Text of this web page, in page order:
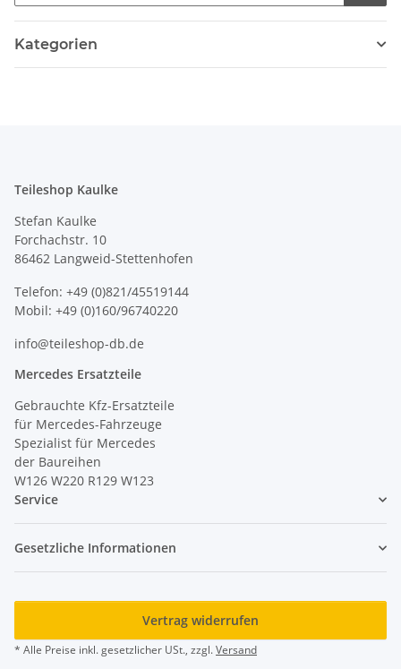
Kategorien
Teileshop Kaulke
Stefan Kaulke
Forchachstr. 10
86462 Langweid-Stettenhofen
Telefon: +49 (0)821/45519144
Mobil: +49 (0)160/96740220
info@teileshop-db.de
Mercedes Ersatzteile
Gebrauchte Kfz-Ersatzteile
für Mercedes-Fahrzeuge
Spezialist für Mercedes
der Baureihen
W126 W220 R129 W123
Service
Gesetzliche Informationen
Vertrag widerrufen
* Alle Preise inkl. gesetzlicher USt., zzgl.Versand